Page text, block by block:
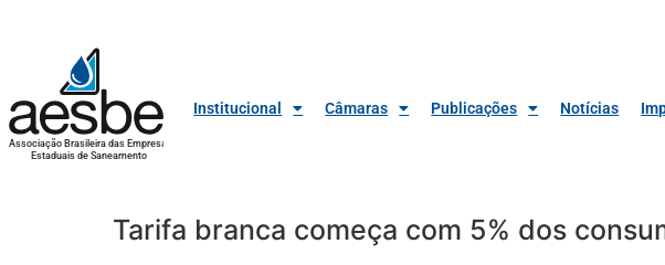
Associação Brasileira das Empresas
Estaduais de Saneamento
Institucional Câmaras Publicações Notícias
Tarifa branca começa com 5% dos